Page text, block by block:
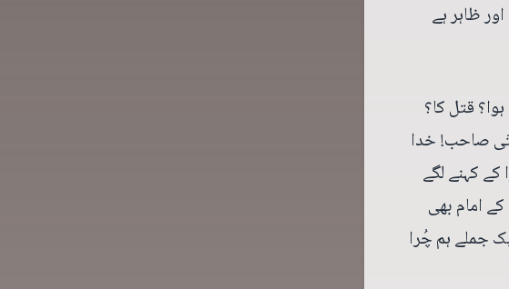
ظاہر ہے
قتل کا؟
صاحب! خدا
کے کہنے لگے
امام بھی
جملے ہم چُرا